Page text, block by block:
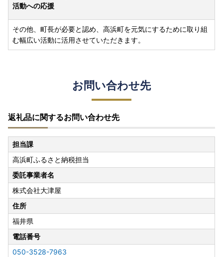
活動への応援
その他、町長が必要と認め、高浜町を元気にするために取り組
む幅広い活動に活用させていただきます。
お問い合わせ先
返礼品に関するお問い合わせ先
担当課
高浜町ふるさと納税担当
委託事業者名
株式会社大津屋
住所
福井県
電話番号
050-3528-7963